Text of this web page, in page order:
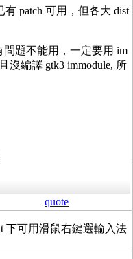
patch 可用，但各大 dist
問題不能用，一定要用 im
沒編譯 gtk3 immodule, 所
quote
下可用滑鼠右鍵選輸入法